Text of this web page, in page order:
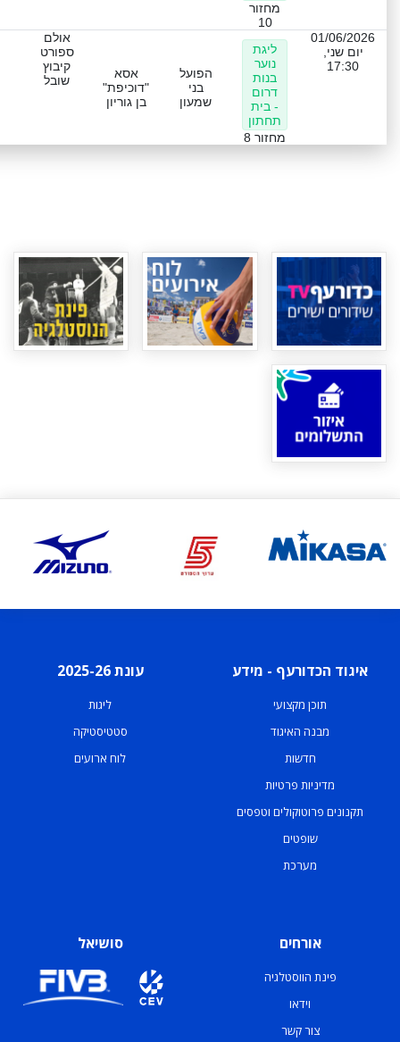
מחזור
10
01/06/2026
יום שני,
17:30
ליגת
נוער
בנות
דרום
- בית
תחתון
מחזור 8
הפועל
בני
שמעון
אסא
"דוכיפת"
בן גוריון
אולם
ספורט
קיבוץ
שובל
איגוד הכדורעף - מידע
תוכן מקצועי
מבנה האיגוד
חדשות
מדיניות פרטיות
תקנונים פרוטוקולים וטפסים
שופטים
מערכת
עונת 2025-26
ליגות
סטטיסטיקה
לוח ארועים
אורחים
פינת הווסטלגיה
וידאו
צור קשר
סושיאל